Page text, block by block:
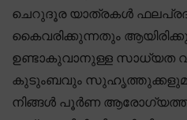
ചെറുദൂര യാത്രകൾ
കൈവരിക്കുന്നതും
ഉണ്ടാകുവാനുള്ള സാധ്യത
കുടുംബവും
നിങ്ങൾ പൂർണ